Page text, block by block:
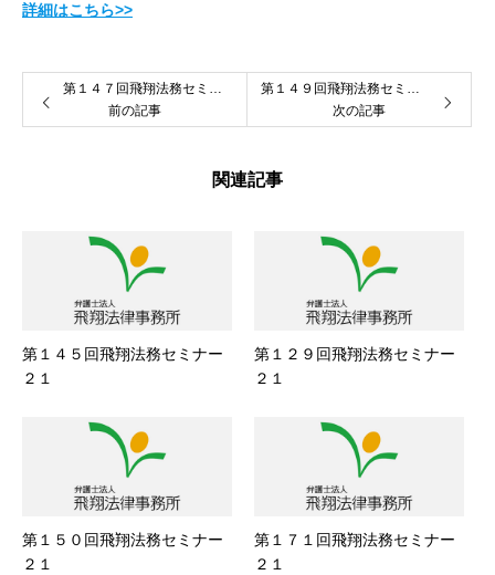
詳細はこちら>>
第１４７回飛翔法務セミナー２１
前の記事
第１４９回飛翔法務セミナー２１
次の記事
関連記事
第１４５回飛翔法務セミナー
２１
第１２９回飛翔法務セミナー
２１
第１５０回飛翔法務セミナー
２１
第１７１回飛翔法務セミナー
２１